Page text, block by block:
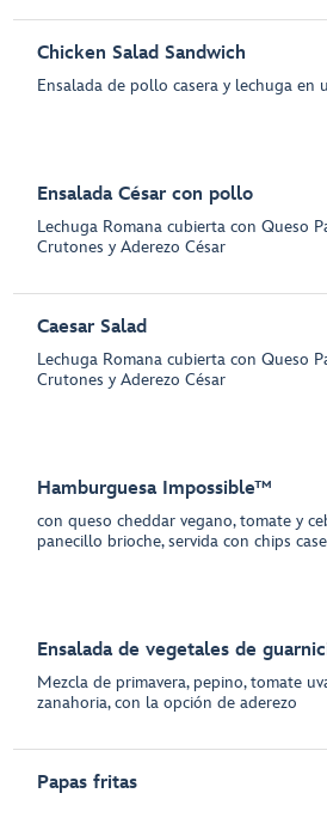
Chicken Salad Sandwich
Ensalada de pollo casera y lechuga en
Ensalada César con pollo
Lechuga Romana cubierta con Queso
Crutones y Aderezo César
Caesar Salad
Lechuga Romana cubierta con Queso
Crutones y Aderezo César
Hamburguesa Impossible™
con queso cheddar vegano, tomate y
panecillo brioche, servida con chips
Ensalada de vegetales de
Mezcla de primavera, pepino, tomate
zanahoria, con la opción de aderezo
Papas fritas